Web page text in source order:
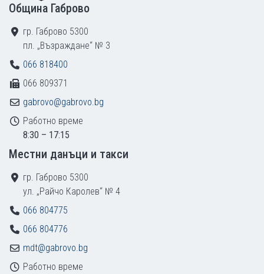
Община Габрово
гр. Габрово 5300
пл. „Възраждане“ № 3
066 818400
066 809371
gabrovo@gabrovo.bg
Работно време
8:30 – 17:15
Местни данъци и такси
гр. Габрово 5300
ул. „Райчо Каролев“ № 4
066 804775
066 804776
mdt@gabrovo.bg
Работно време